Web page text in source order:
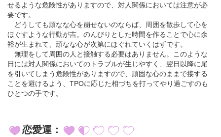
せるような危険性がありますので、対人関係においては注意が必
要です。
どうしても頑なな心を崩せないのならば、周囲を散歩して心を
ほぐすような行動が吉。のんびりとした時間を作ることで心に余
裕が生まれて、頑なな心が次第にほぐれていくはずです。
無理をして周囲の人と接触する必要はありません。このような
日には対人関係においてのトラブルが生じやすく、翌日以降に尾
を引いてしまう危険性がありますので、頑固な心のままで接する
ことを避けるよう、TPOに応じた相づちを打ってやり過ごすのも
ひとつの手です。
恋愛運：